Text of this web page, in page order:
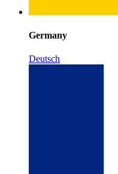
Germany
Deutsch